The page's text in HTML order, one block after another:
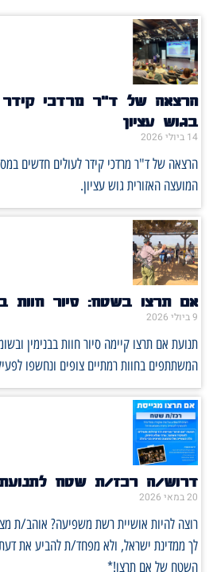
הרצאה של ד"ר מרדכי קידר
בגוש עציון
14 ביולי 2026
הרצאה של ד"ר מרדכי קידר לעולים חדשים
המועצה האזורית גוש עציון.
אם תרצו בשטח: סיור חוות
9 ביולי 2026
תנועת אם תרצו קיימה סיור חוות בבנימין
המשתתפים בחוות רמתיים צופים ונחשפו
דרוש/ה רכז/ת שטח
20 במאי 2026
רוצה להיות אושיית רשת משפיעה? אוהב/ת
לך ממדינת ישראל, ולא מפחד/ת להביע את
השטח של אם תרצו!*